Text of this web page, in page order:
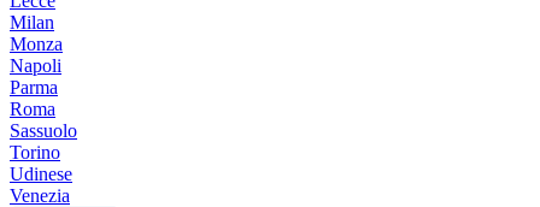
Milan
Monza
Napoli
Parma
Roma
Sassuolo
Torino
Udinese
Venezia